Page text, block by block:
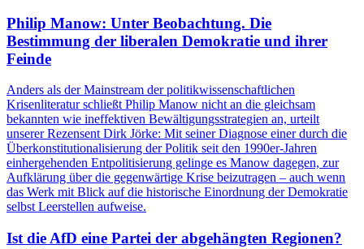
Philip Manow: Unter Beobachtung. Die
Bestimmung der liberalen Demokratie und ihrer
Feinde
Anders als der Mainstream der politikwissenschaftlichen
Krisenliteratur schließt Philip Manow nicht an die gleichsam
bekannten wie ineffektiven Bewältigungsstrategien an, urteilt
unserer Rezensent Dirk Jörke: Mit seiner Diagnose einer durch die
Überkonstitutionalisierung der Politik seit den 1990er-Jahren
einhergehenden Entpolitisierung gelinge es Manow dagegen, zur
Aufklärung über die gegenwärtige Krise beizutragen – auch wenn
das Werk mit Blick auf die historische Einordnung der Demokratie
selbst Leerstellen aufweise.
Ist die AfD eine Partei der abgehängten Regionen?